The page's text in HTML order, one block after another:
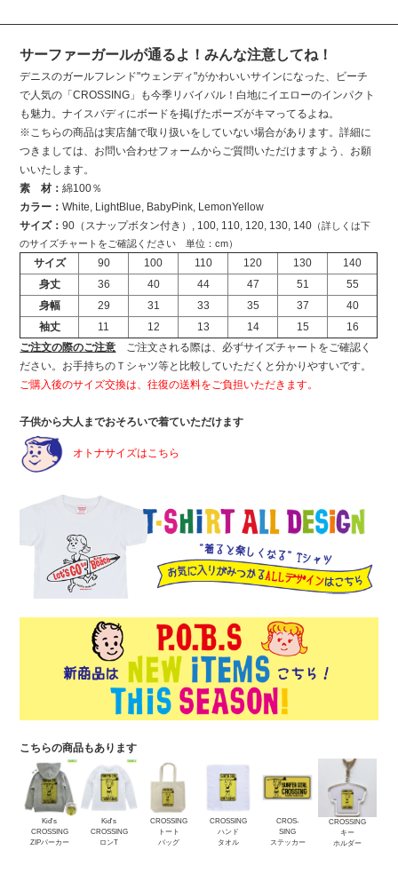
サーファーガールが通るよ！みんな注意してね！
デニスのガールフレンド"ウェンディ"がかわいいサインになった、ビーチ
で人気の「CROSSING」も今季リバイバル！白地にイエローのインパクト
も魅力。ナイスバディにボードを掲げたポーズがキマってるよね。
※こちらの商品は実店舗で取り扱いをしていない場合があります。詳細に
つきましては、お問い合わせフォームからご質問いただけますよう、お願
いいたします。
素 材：綿100％
カラー：White, LightBlue, BabyPink, LemonYellow
サイズ：90（スナップボタン付き）, 100, 110, 120, 130, 140 （詳しくは下
のサイズチャートをご確認ください 単位：cm）
サイズ 90 100 110 120 130
140
身丈
36 40 44 47 51
55
身幅
29 31 33 35 37
40
袖丈
11 12 13 14 15
16
ご注文の際のご注意 ご注文される際は、必ずサイズチャートをご確認く
ださい。お手持ちのＴシャツ等と比較していただくと分かりやすいです。
ご購入後のサイズ交換は、往復の送料をご負担いただきます。
子供から大人までおそろいで着ていただけます
オトナサイズはこちら
こちらの商品もあります
Kid's
CROSSING
ZIPパーカー
Kid's
CROSSING
ロンT
CROSSING
トート
バッグ
CROSSING
ハンド
タオル
CROS-
SING
ステッカー
CROSSING
キー
ホルダー